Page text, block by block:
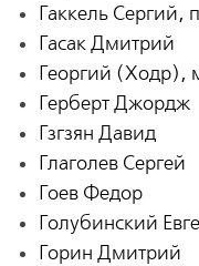
Гаккель Сергий,
Гасак Дмитрий
Георгий (Ходр),
Герберт Джордж
Гзгзян Давид
Глаголев Сергей
Гоев Федор
Голубинский
Горин Дмитрий